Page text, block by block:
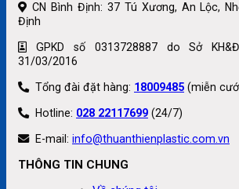
CN Bình Định: 37 Tú Xương, An Lộc,
Định
GPKD số 0313728887 do Sở
31/03/2016
Tổng đài đặt hàng: 18009485 (miễn
Hotline: 028 22117699 (24/7)
E-mail: info@thuanthienplastic.com.vn
THÔNG TIN CHUNG